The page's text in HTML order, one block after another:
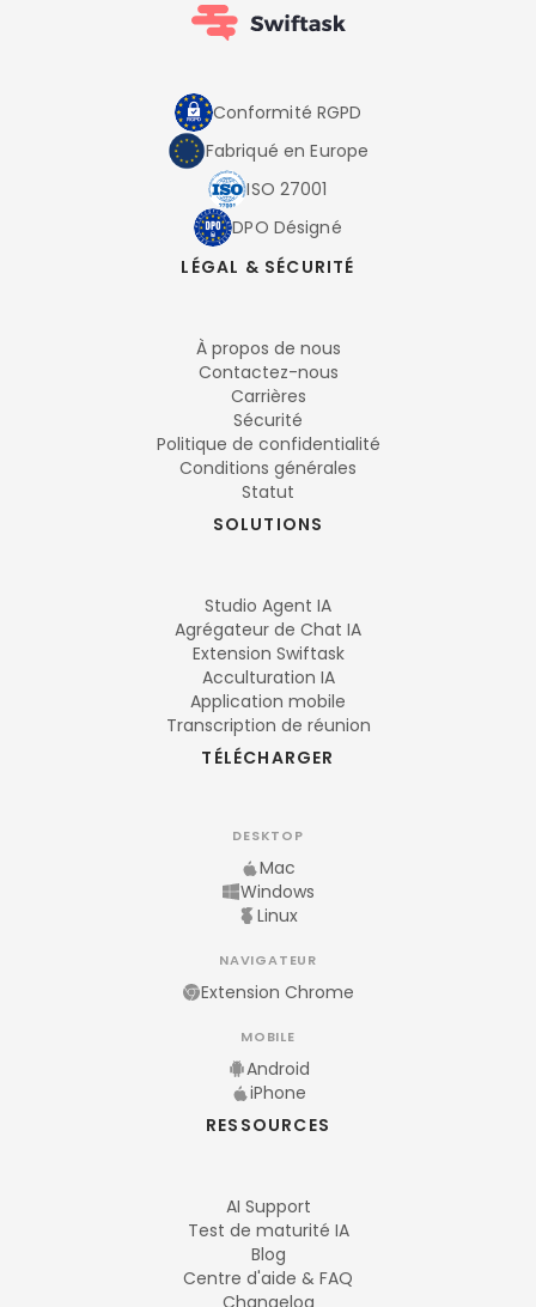
Conformité RGPD
Fabriqué en Europe
ISO 27001
DPO Désigné
LÉGAL & SÉCURITÉ
À propos de nous
Contactez-nous
Carrières
Sécurité
Politique de confidentialité
Conditions générales
Statut
SOLUTIONS
Studio Agent IA
Agrégateur de Chat IA
Extension Swiftask
Acculturation IA
Application mobile
Transcription de réunion
TÉLÉCHARGER
DESKTOP
Mac
Windows
Linux
NAVIGATEUR
Extension Chrome
MOBILE
Android
iPhone
RESSOURCES
AI Support
Test de maturité IA
Blog
Centre d'aide & FAQ
Changelog